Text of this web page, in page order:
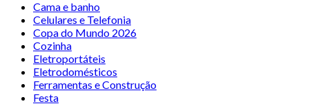
Cama e banho
Celulares e Telefonia
Copa do Mundo 2026
Cozinha
Eletroportáteis
Eletrodomésticos
Ferramentas e Construção
Festa